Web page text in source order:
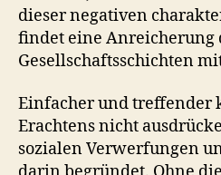
dieser negativen
findet eine Anreicherung
Gesellschaftsschichten
Einfacher und treffender
Erachtens nicht
sozialen Verwerfungen